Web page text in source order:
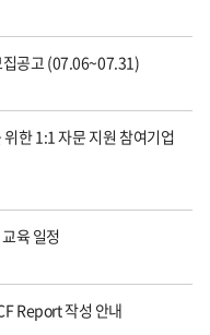
공고 (07.06~07.31)
한 1:1 자문 지원 참여기업
육 일정
Report 작성 안내